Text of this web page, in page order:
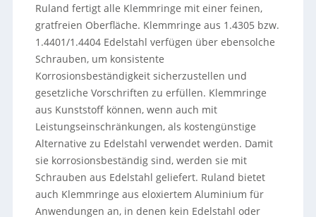
Ruland fertigt alle Klemmringe mit einer feinen,
gratfreien Oberfläche. Klemmringe aus 1.4305 bzw.
1.4401/1.4404 Edelstahl verfügen über ebensolche
Schrauben, um konsistente
Korrosionsbeständigkeit sicherzustellen und
gesetzliche Vorschriften zu erfüllen. Klemmringe
aus Kunststoff können, wenn auch mit
Leistungseinschränkungen, als kostengünstige
Alternative zu Edelstahl verwendet werden. Damit
sie korrosionsbeständig sind, werden sie mit
Schrauben aus Edelstahl geliefert. Ruland bietet
auch Klemmringe aus eloxiertem Aluminium für
Anwendungen an, in denen kein Edelstahl oder